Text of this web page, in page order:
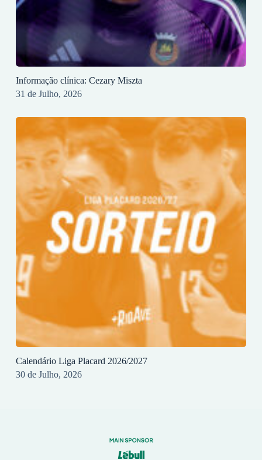
Informação clínica: Cezary Miszta
31 de Julho, 2026
Calendário Liga Placard 2026/2027
30 de Julho, 2026